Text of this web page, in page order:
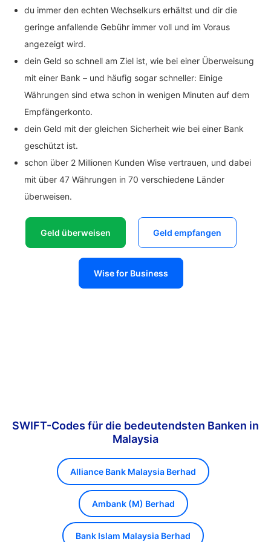
du immer den echten Wechselkurs erhältst und dir die
geringe anfallende Gebühr immer voll und im Voraus
angezeigt wird.
dein Geld so schnell am Ziel ist, wie bei einer Überweisung
mit einer Bank – und häufig sogar schneller: Einige
Währungen sind etwa schon in wenigen Minuten auf dem
Empfängerkonto.
dein Geld mit der gleichen Sicherheit wie bei einer Bank
geschützt ist.
schon über 2 Millionen Kunden Wise vertrauen, und dabei
mit über 47 Währungen in 70 verschiedene Länder
überweisen.
Geld überweisen Geld empfangen
Wise for Business
SWIFT-Codes für die bedeutendsten Banken in
Malaysia
Alliance Bank Malaysia Berhad
Ambank (M) Berhad
Bank Islam Malaysia Berhad